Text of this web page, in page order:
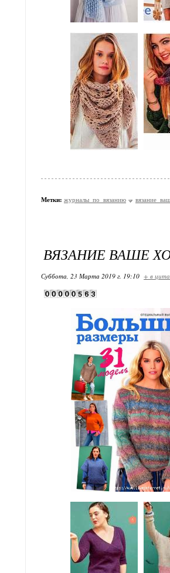
Метки: журналы_по_вязанию
ВЯЗАНИЕ ВАШЕ
Суббота, 23 Марта 2019 г. 19:10 + в